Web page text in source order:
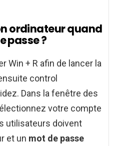
ordinateur quand
passe ?
Win + R afin de lancer la
control
Dans la fenêtre des
votre compte
utilisateurs doivent
et un mot de passe